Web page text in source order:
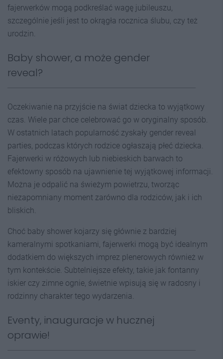
fajerwerków mogą podkreślać wagę jubileuszu,
szczególnie jeśli jest to okrągła rocznica ślubu, czy też
urodzin.
Baby shower, a może gender
reveal?
Oczekiwanie na przyjście na świat dziecka to wyjątkowy
czas. Wiele par chce celebrować go w oryginalny sposób.
W ostatnich latach popularność zyskały gender reveal
parties, podczas których rodzice ogłaszają płeć dziecka.
Fajerwerki w różowych lub niebieskich barwach to
efektowny sposób na ujawnienie tej wyjątkowej informacji.
Można je odpalić na świeżym powietrzu, tworząc
niezapomniany moment zarówno dla rodziców, jak i ich
bliskich.
Choć baby shower kojarzy się głównie z bardziej
kameralnymi spotkaniami, fajerwerki mogą być idealnym
dodatkiem do większych imprez plenerowych również w
tym kontekście. Subtelniejsze efekty, takie jak fontanny
iskier czy zimne ognie, świetnie wpisują się w radosny i
rodzinny charakter tego wydarzenia.
Eventy, inauguracje w hucznej
oprawie!